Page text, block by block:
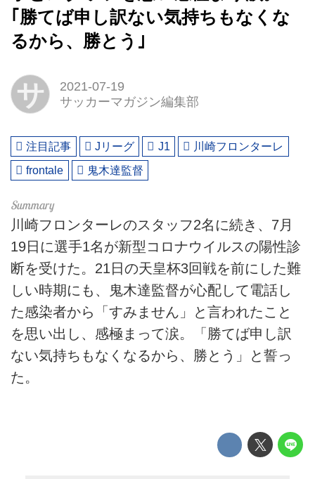
｢勝てば申し訳ない気持ちもなくな
るから、勝とう｣
サ
2021-07-19
サッカーマガジン編集部
注目記事 Jリーグ J1
川崎フロンターレ
frontale
鬼木達監督
川崎フロンターレのスタッフ2名に続き、7月
19日に選手1名が新型コロナウイルスの陽性診
断を受けた。21日の天皇杯3回戦を前にした難
しい時期にも、鬼木達監督が心配して電話し
た感染者から「すみません」と言われたこと
を思い出し、感極まって涙。「勝てば申し訳
ない気持ちもなくなるから、勝とう」と誓っ
た。